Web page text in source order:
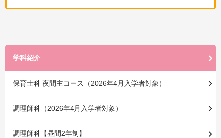
学科紹介
保育士科 夜間主コース（2026年4月入学者対象）
調理師科（2026年4月入学者対象）
調理師科【昼間2年制】